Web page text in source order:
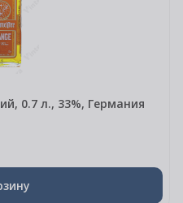
0.7 л., 33%, Германия